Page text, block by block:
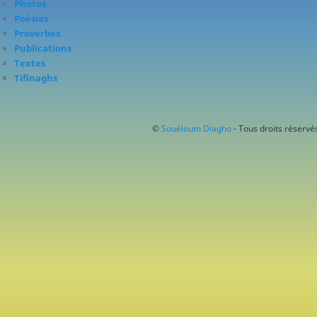
Photos
Poésies
Proverbes
Publications
Textes
Tifinaghs
© Souéloum Diagho- Tous droits